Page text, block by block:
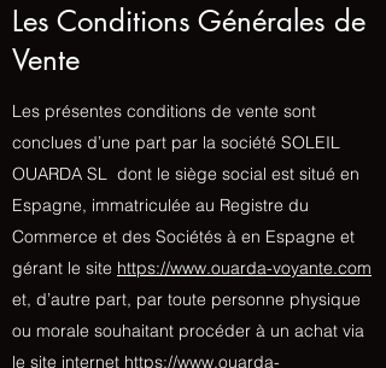
Les Conditions Générales de
Vente
Les présentes conditions de vente sont
conclues d’une part par la société SOLEIL
OUARDA SL dont le siège social est situé en
Espagne, immatriculée au Registre du
Commerce et des Sociétés à en Espagne et
gérant le site https://www.ouarda-voyante.com
et, d’autre part, par toute personne physique
ou morale souhaitant procéder à un achat via
le site internet https://www.ouarda-